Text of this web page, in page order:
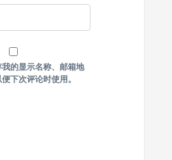
的显示名称、邮箱地
下次评论时使用。